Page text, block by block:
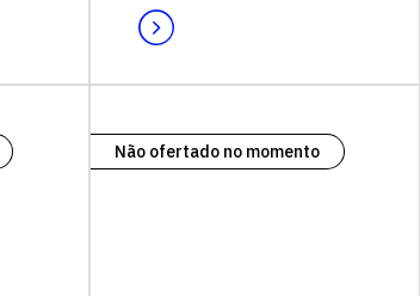
Não ofertado no momento